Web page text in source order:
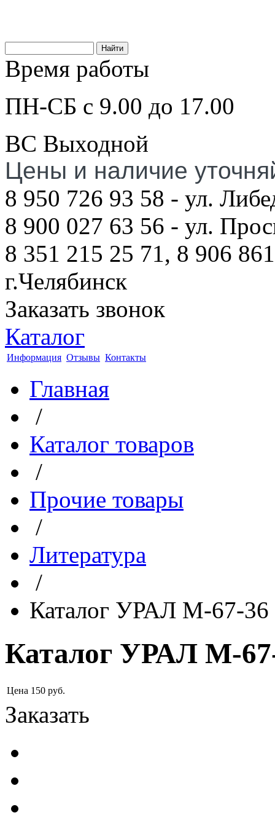
Время работы
ПН-СБ с 9.00 до 17.00
ВС Выходной
Цены и наличие
8 950 726 93 58 - ул.
8 900 027 63 56 - ул.
8 351 215 25 71, 8 906
г.Челябинск
Заказать звонок
Каталог
Информация Отзывы Контакты
Главная
/
Каталог товаров
/
Прочие товары
/
Литература
/
Каталог УРАЛ М-67-36
Каталог УРАЛ М-
Цена 150 руб.
Заказать